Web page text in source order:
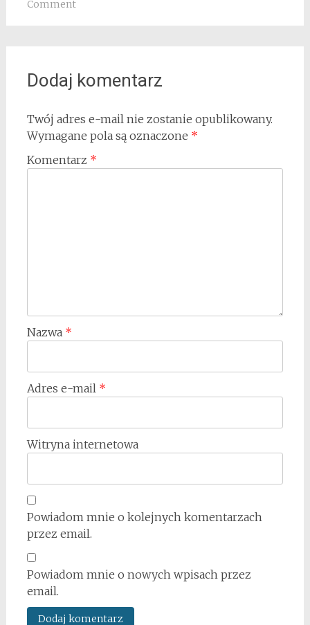
Comment
Dodaj komentarz
Twój adres e-mail nie zostanie opublikowany.
Wymagane pola są oznaczone *
Komentarz *
Nazwa *
Adres e-mail *
Witryna internetowa
Powiadom mnie o kolejnych komentarzach
przez email.
Powiadom mnie o nowych wpisach przez
email.